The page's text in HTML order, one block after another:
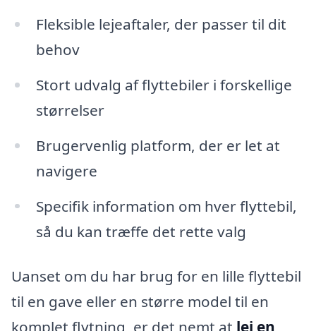
Fleksible lejeaftaler, der passer til dit
behov
Stort udvalg af flyttebiler i forskellige
størrelser
Brugervenlig platform, der er let at
navigere
Specifik information om hver flyttebil,
så du kan træffe det rette valg
Uanset om du har brug for en lille flyttebil
til en gave eller en større model til en
komplet flytning, er det nemt at lej en